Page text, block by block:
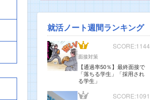
就活ノート週間ランキング
SCORE:1144
面接対策
【通過率50％】最終面接で
「落ちる学生」「採用され
る学生」
SCORE:1091